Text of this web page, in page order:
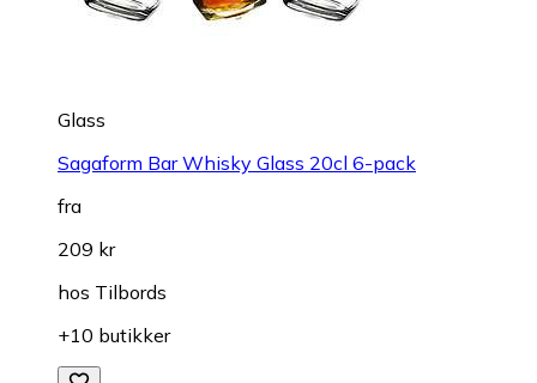
Glass
Sagaform Bar Whisky Glass 20cl 6-pack
fra
209 kr
hos Tilbords
+10 butikker